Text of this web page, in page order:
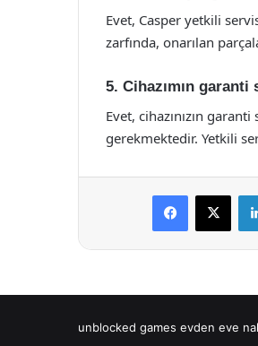
Evet, Casper yetkili
zarfında, onarılan
5. Cihazımın
Evet, cihazınızın
gerekmektedir. Yetkili
Facebook
X
unblocked games evden eve